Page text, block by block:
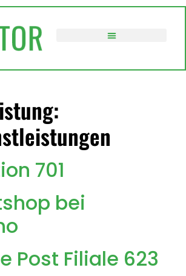
701
bei
Post Filiale 623